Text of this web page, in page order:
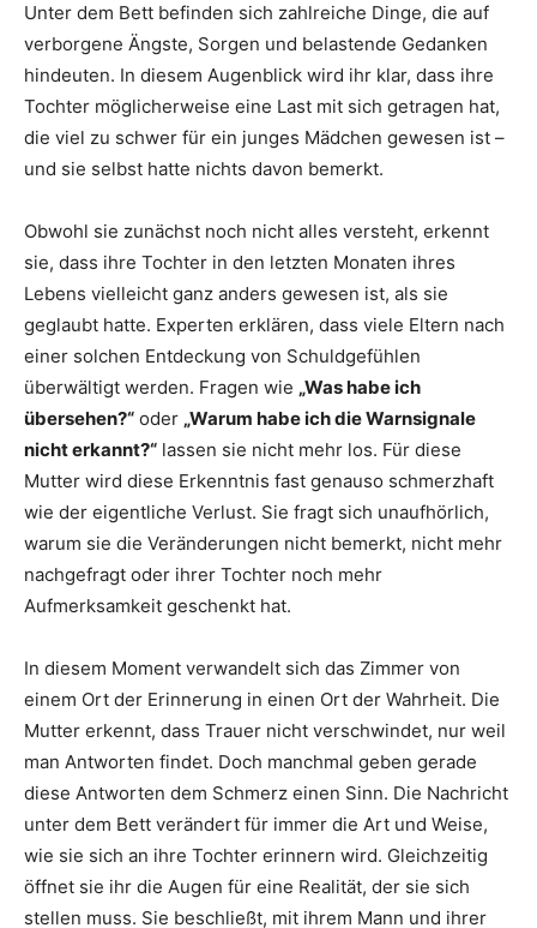
Unter dem Bett befinden sich zahlreiche Dinge, die auf
verborgene Ängste, Sorgen und belastende Gedanken
hindeuten. In diesem Augenblick wird ihr klar, dass ihre
Tochter möglicherweise eine Last mit sich getragen hat,
die viel zu schwer für ein junges Mädchen gewesen ist –
und sie selbst hatte nichts davon bemerkt.
Obwohl sie zunächst noch nicht alles versteht, erkennt
sie, dass ihre Tochter in den letzten Monaten ihres
Lebens vielleicht ganz anders gewesen ist, als sie
geglaubt hatte. Experten erklären, dass viele Eltern nach
einer solchen Entdeckung von Schuldgefühlen
überwältigt werden. Fragen wie „Was habe ich
übersehen?“ oder „Warum habe ich die Warnsignale
nicht erkannt?“ lassen sie nicht mehr los. Für diese
Mutter wird diese Erkenntnis fast genauso schmerzhaft
wie der eigentliche Verlust. Sie fragt sich unaufhörlich,
warum sie die Veränderungen nicht bemerkt, nicht mehr
nachgefragt oder ihrer Tochter noch mehr
Aufmerksamkeit geschenkt hat.
In diesem Moment verwandelt sich das Zimmer von
einem Ort der Erinnerung in einen Ort der Wahrheit. Die
Mutter erkennt, dass Trauer nicht verschwindet, nur weil
man Antworten findet. Doch manchmal geben gerade
diese Antworten dem Schmerz einen Sinn. Die Nachricht
unter dem Bett verändert für immer die Art und Weise,
wie sie sich an ihre Tochter erinnern wird. Gleichzeitig
öffnet sie ihr die Augen für eine Realität, der sie sich
stellen muss. Sie beschließt, mit ihrem Mann und ihrer